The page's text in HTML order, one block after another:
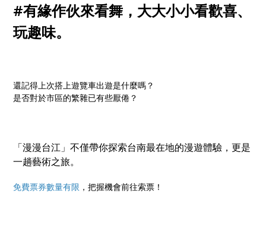
#有緣作伙來看舞，大大小小看歡喜、
玩趣味。
還記得上次搭上遊覽車出遊是什麼嗎？
是否對於市區的繁雜已有些厭倦？
「漫漫台江」不僅帶你探索台南最在地的漫遊體驗，更是
一趟藝術之旅。
免費票券數量有限 ，把握機會前往索票！